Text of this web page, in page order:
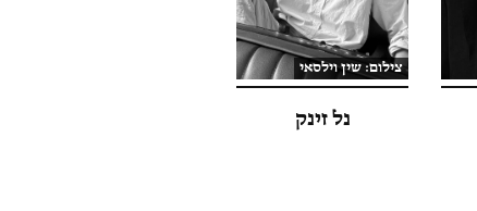
צילום: שין וילסאי
נל זינק